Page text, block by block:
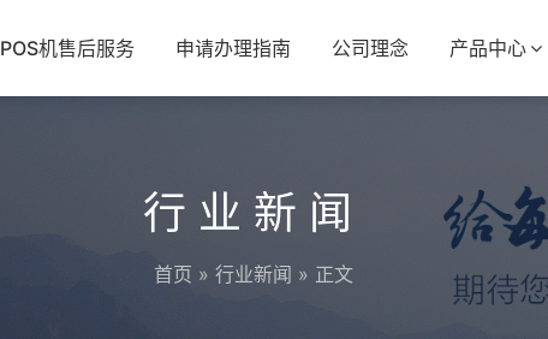
POS机售后服务 申请办理指南 公司理念 产品中心
行业新闻
首页 » 行业新闻 » 正文